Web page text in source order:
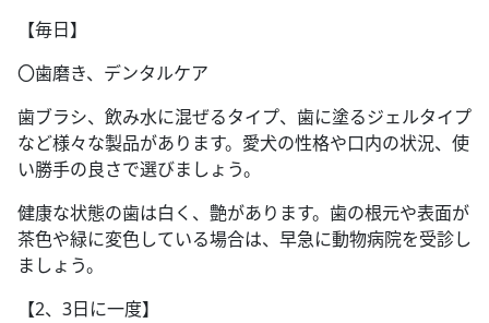
【毎日】
〇歯磨き、デンタルケア
歯ブラシ、飲み水に混ぜるタイプ、歯に塗るジェルタイプ
など様々な製品があります。愛犬の性格や口内の状況、使
い勝手の良さで選びましょう。
健康な状態の歯は白く、艶があります。歯の根元や表面が
茶色や緑に変色している場合は、早急に動物病院を受診し
ましょう。
【2、3日に一度】